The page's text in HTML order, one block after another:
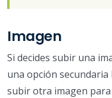
Imagen
Si decides subir una
una opción secundaria
subir otra imagen